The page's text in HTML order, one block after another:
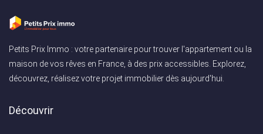
Petits Prix Immo : votre partenaire pour trouver l'appartement ou la
maison de vos rêves en France, à des prix accessibles. Explorez,
découvrez, réalisez votre projet immobilier dès aujourd'hui.
Découvrir